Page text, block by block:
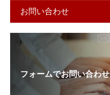
お問い合わせ
フォームでお問い合わせ